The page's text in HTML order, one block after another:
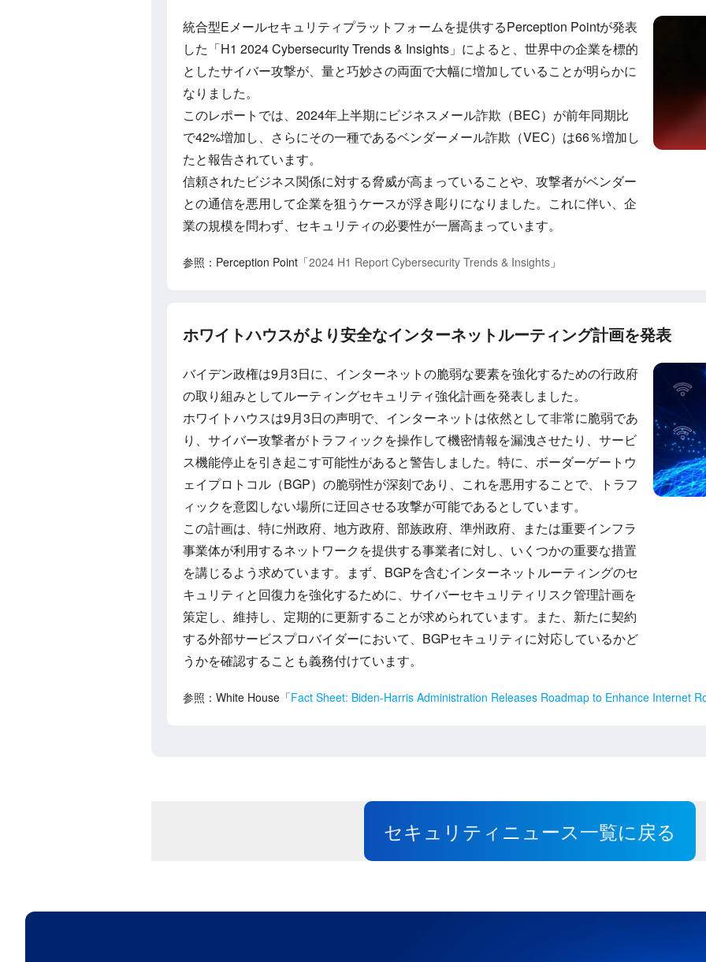
統合型Eメールセキュリティプラットフォームを提供するPerception Pointが発表
した「H1 2024 Cybersecurity Trends & Insights」によると、世界中の企業を標的
としたサイバー攻撃が、量と巧妙さの両面で大幅に増加していることが明らかに
なりました。
このレポートでは、2024年上半期にビジネスメール詐欺（BEC）が前年同期比
で42%増加し、さらにその一種であるベンダーメール詐欺（VEC）は66％増加し
たと報告されています。
信頼されたビジネス関係に対する脅威が高まっていることや、攻撃者がベンダー
との通信を悪用して企業を狙うケースが浮き彫りになりました。これに伴い、企
業の規模を問わず、セキュリティの必要性が一層高まっています。
参照：Perception Point「2024 H1 Report Cybersecurity Trends & Insights 」
ホワイトハウスがより安全なインターネットルーティング計画を発表
バイデン政権は9月3日に、インターネットの脆弱な要素を強化するための行政府
の取り組みとしてルーティングセキュリティ強化計画を発表しました。
ホワイトハウスは9月3日の声明で、インターネットは依然として非常に脆弱であ
り、サイバー攻撃者がトラフィックを操作して機密情報を漏洩させたり、サービ
ス機能停止を引き起こす可能性があると警告しました。特に、ボーダーゲートウ
ェイプロトコル（BGP）の脆弱性が深刻であり、これを悪用することで、トラフ
ィックを意図しない場所に迂回させる攻撃が可能であるとしています。
この計画は、特に州政府、地方政府、部族政府、準州政府、または重要インフラ
事業体が利用するネットワークを提供する事業者に対し、いくつかの重要な措置
を講じるよう求めています。まず、BGPを含むインターネットルーティングのセ
キュリティと回復力を強化するために、サイバーセキュリティリスク管理計画を
策定し、維持し、定期的に更新することが求められています。また、新たに契約
する外部サービスプロバイダーにおいて、BGPセキュリティに対応しているかど
うかを確認することも義務付けています。
参照：White House「Fact Sheet: Biden-⁠Harris Administration Releases Roadmap to Enhance Internet
セキュリティニュース一覧に戻る